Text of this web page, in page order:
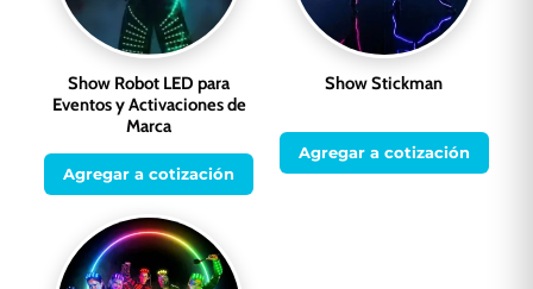
Show Robot LED para
Eventos y Activaciones de
Marca
Agregar a cotización
Show Stickman
Agregar a cotización